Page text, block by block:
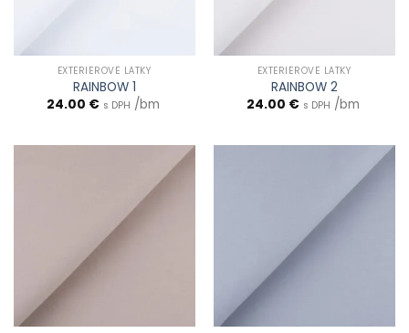
EXTERIÉROVÉ LÁTKY
RAINBOW 1
24.00 € s DPH /bm
EXTERIÉROVÉ LÁTKY
RAINBOW 2
24.00 € s DPH /bm